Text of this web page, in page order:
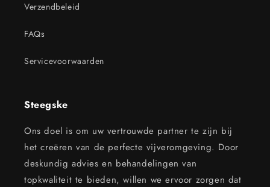
Verzendbeleid
FAQs
Servicevoorwaarden
Steegske
Ons doel is om uw vertrouwde partner te zijn bij
het creëren van de perfecte vijveromgeving. Door
deskundig advies en behandelingen van
topkwaliteit te bieden, willen we ervoor zorgen dat